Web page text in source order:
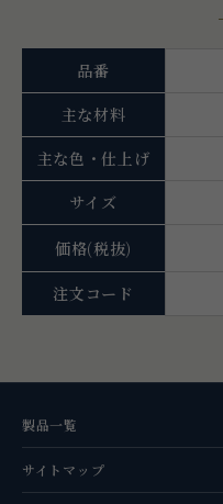
品番
主な材料
主な色・仕上げ
サイズ
価格(税抜)
注文コード
製品一覧
サイトマップ